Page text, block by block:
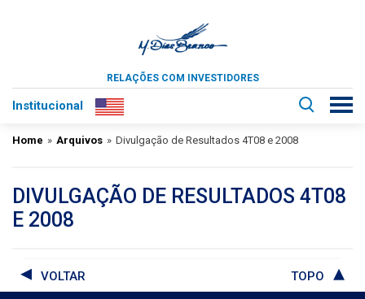
RELAÇÕES COM INVESTIDORES
Institucional
Home » Arquivos » Divulgação de Resultados 4T08 e 2008
DIVULGAÇÃO DE RESULTADOS 4T08
E 2008
VOLTAR TOPO